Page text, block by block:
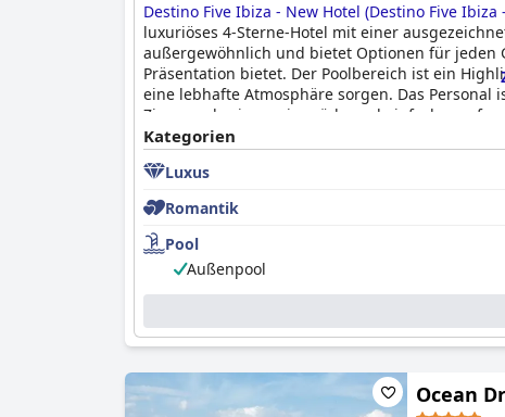
Destino Five Ibiza - New Hotel (Destino Five
luxuriöses 4-Sterne-Hotel mit einer
außergewöhnlich und bietet Optionen für jeden
Präsentation bietet. Der Poolbereich ist ein
eine lebhafte Atmosphäre sorgen. Das
Zimmer als ein wenig müde und einfach
Insgesamt ist das
unvergesslichen und stressfreien Urlaub auf
Kategorien
Luxus
Romantik
Pool
Außenpool
Ocean